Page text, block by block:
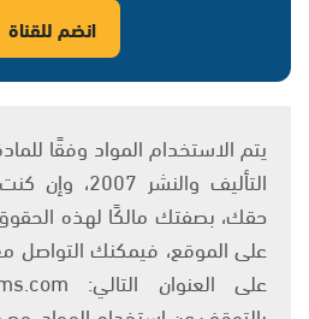
انضم
التأليف
حقك، بصفتك مالكًا لهذه
على الموقع، فيمكنك التواصل